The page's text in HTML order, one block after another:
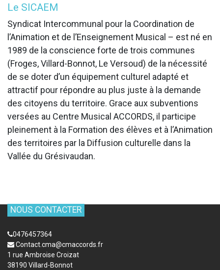
Le SICAEM
Syndicat Intercommunal pour la Coordination de
l’Animation et de l’Enseignement Musical – est né en
1989 de la conscience forte de trois communes
(Froges, Villard-Bonnot, Le Versoud) de la nécessité
de se doter d’un équipement culturel adapté et
attractif pour répondre au plus juste à la demande
des citoyens du territoire. Grace aux subventions
versées au Centre Musical ACCORDS, il participe
pleinement à la Formation des élèves et à l’Animation
des territoires par la Diffusion culturelle dans la
Vallée du Grésivaudan.
NOUS CONTACTER
0476457364
Contact.cma@cmaccords.fr
1 rue Ambroise Croizat
38190 Villard-Bonnot